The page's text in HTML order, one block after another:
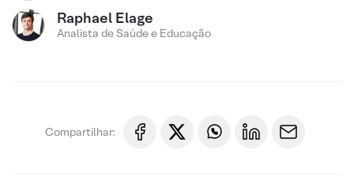
Raphael Elage
Analista de Saúde e Educação
Compartilhar: